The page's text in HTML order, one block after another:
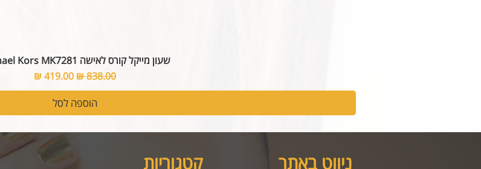
שעון מייקל קורס לאישה Michael Kors MK7281
מחיר רגיל מחיר מבצע
הוספה לסל
קטגוריות ניווט באתר